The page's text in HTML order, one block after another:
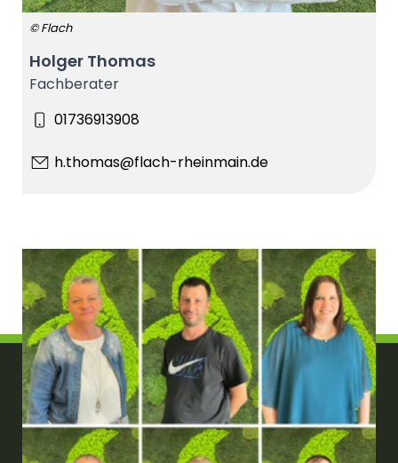
© Flach
Holger Thomas
Fachberater
01736913908
h.thomas@flach-rheinmain.de